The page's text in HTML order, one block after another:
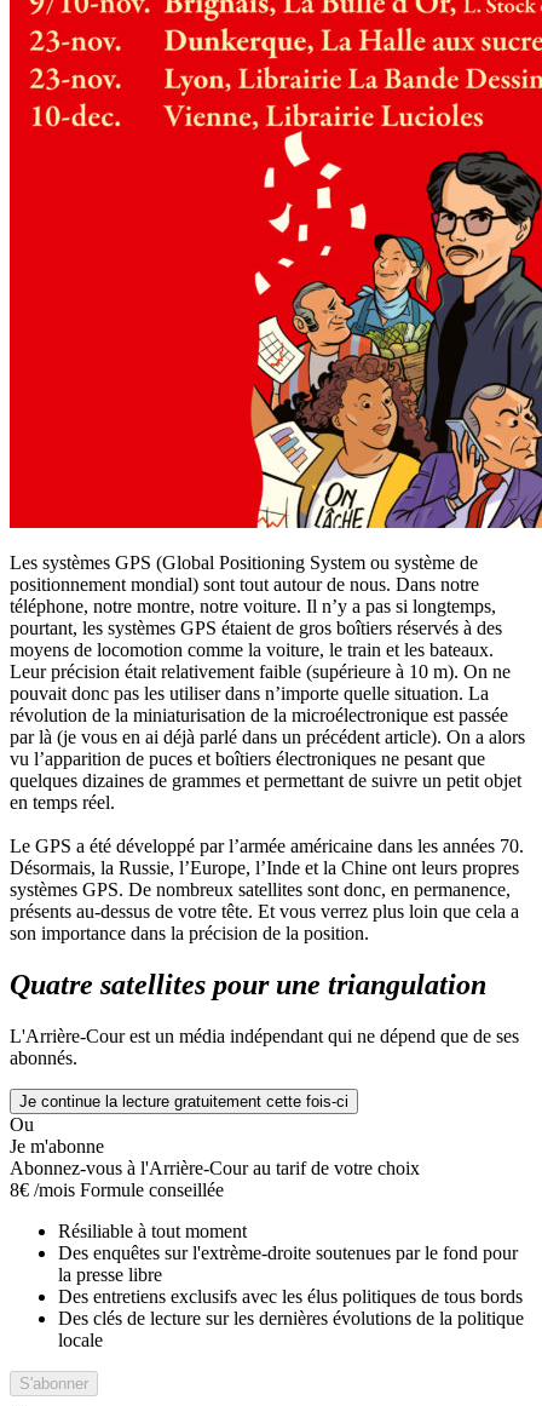
Les systèmes GPS (Global Positioning System ou système de
positionnement mondial) sont tout autour de nous. Dans notre
téléphone, notre montre, notre voiture. Il n’y a pas si longtemps,
pourtant, les systèmes GPS étaient de gros boîtiers réservés à des
moyens de locomotion comme la voiture, le train et les bateaux.
Leur précision était relativement faible (supérieure à 10 m). On ne
pouvait donc pas les utiliser dans n’importe quelle situation. La
révolution de la miniaturisation de la microélectronique est passée
par là (je vous en ai déjà parlé dans un précédent article). On a alors
vu l’apparition de puces et boîtiers électroniques ne pesant que
quelques dizaines de grammes et permettant de suivre un petit objet
en temps réel.
Le GPS a été développé par l’armée américaine dans les années 70.
Désormais, la Russie, l’Europe, l’Inde et la Chine ont leurs propres
systèmes GPS. De nombreux satellites sont donc, en permanence,
présents au-dessus de votre tête. Et vous verrez plus loin que cela a
son importance dans la précision de la position.
Quatre satellites pour une triangulation
L'Arrière-Cour est un média indépendant qui ne dépend que de ses
abonnés.
Je continue la lecture gratuitement cette fois-ci
Ou
Je m'abonne
Abonnez-vous à l'Arrière-Cour au tarif de votre choix
8€ /mois Formule conseillée
Résiliable à tout moment
Des enquêtes sur l'extrème-droite soutenues par le fond pour
la presse libre
Des entretiens exclusifs avec les élus politiques de tous bords
Des clés de lecture sur les dernières évolutions de la politique
locale
S'abonner